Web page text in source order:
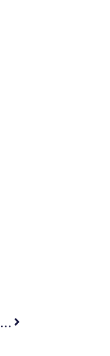
4ο Φεστιβάλ Πεντελικού Όρους – Ανδριάννα Μπάμπαλη & Tales from the box 11 Σεπτεμβρίου